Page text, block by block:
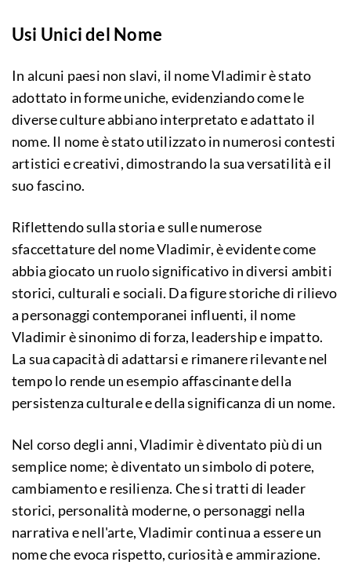
Usi Unici del Nome
In alcuni paesi non slavi, il nome Vladimir è stato
adottato in forme uniche, evidenziando come le
diverse culture abbiano interpretato e adattato il
nome. Il nome è stato utilizzato in numerosi contesti
artistici e creativi, dimostrando la sua versatilità e il
suo fascino.
Riflettendo sulla storia e sulle numerose
sfaccettature del nome Vladimir, è evidente come
abbia giocato un ruolo significativo in diversi ambiti
storici, culturali e sociali. Da figure storiche di rilievo
a personaggi contemporanei influenti, il nome
Vladimir è sinonimo di forza, leadership e impatto.
La sua capacità di adattarsi e rimanere rilevante nel
tempo lo rende un esempio affascinante della
persistenza culturale e della significanza di un nome.
Nel corso degli anni, Vladimir è diventato più di un
semplice nome; è diventato un simbolo di potere,
cambiamento e resilienza. Che si tratti di leader
storici, personalità moderne, o personaggi nella
narrativa e nell'arte, Vladimir continua a essere un
nome che evoca rispetto, curiosità e ammirazione.